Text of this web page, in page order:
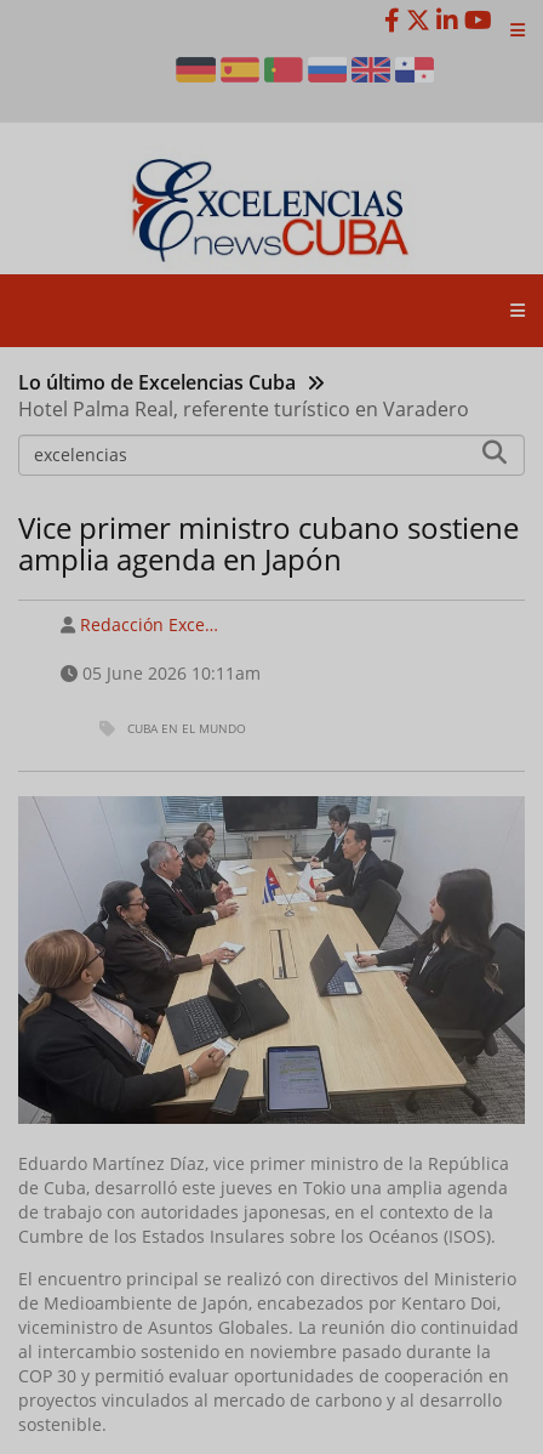
Lo último de Excelencias Cuba
Hotel Palma Real, referente turístico en Varadero
Vice primer ministro cubano sostiene
amplia agenda en Japón
Redacción Exce…
05 June 2026 10:11am
CUBA EN EL MUNDO
Eduardo Martínez Díaz, vice primer ministro de la República
de Cuba, desarrolló este jueves en Tokio una amplia agenda
de trabajo con autoridades japonesas, en el contexto de la
Cumbre de los Estados Insulares sobre los Océanos (ISOS).
El encuentro principal se realizó con directivos del Ministerio
de Medioambiente de Japón, encabezados por Kentaro Doi,
viceministro de Asuntos Globales. La reunión dio continuidad
al intercambio sostenido en noviembre pasado durante la
COP 30 y permitió evaluar oportunidades de cooperación en
proyectos vinculados al mercado de carbono y al desarrollo
sostenible.